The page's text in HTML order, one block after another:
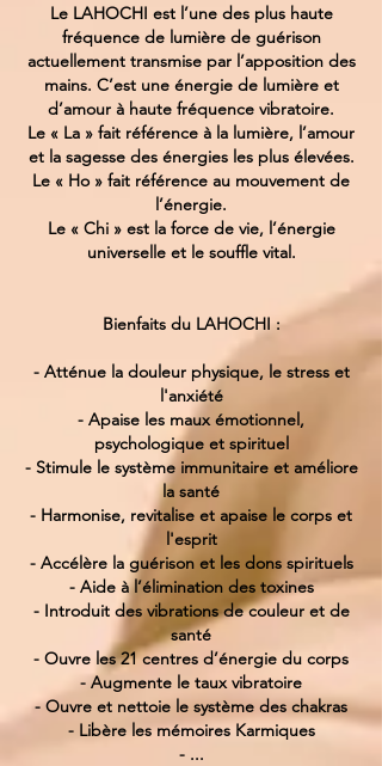
Le LAHOCHI est l’une des plus haute
fréquence de lumière de guérison
actuellement transmise par l’apposition des
mains. C’est une énergie de lumière et
d’amour à haute fréquence vibratoire.
Le « La » fait référence à la lumière, l’amour
et la sagesse des énergies les plus élevées.
Le « Ho » fait référence au mouvement de
l’énergie.
Le « Chi » est la force de vie, l’énergie
universelle et le souffle vital.
Bienfaits du LAHOCHI :
- Atténue la douleur physique, le stress et
l'anxiété
- Apaise les maux émotionnel,
psychologique et spirituel
- Stimule le système immunitaire et améliore
la santé
- Harmonise, revitalise et apaise le corps et
l'esprit
- Accélère la guérison et les dons spirituels
- Aide à l’élimination des toxines
- Introduit des vibrations de couleur et de
santé
- Ouvre les 21 centres d’énergie du corps
- Augmente le taux vibratoire
- Ouvre et nettoie le système des chakras
- Libère les mémoires Karmiques
- ...